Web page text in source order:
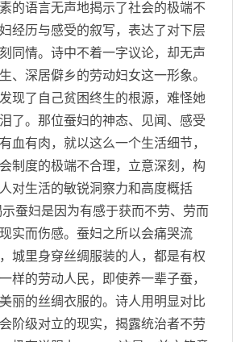
的语言无声地揭示了社会的极端不
经历与感受的叙写，表达了对下层
同情。诗中不着一字议论，却无声
、深居僻乡的劳动妇女这一形象。
现了自己贫困终生的根源，难怪她
了。那位蚕妇的神态、见闻、感受
血有肉，就以这么一个生活细节，
制度的极端不合理，立意深刻，构
对生活的敏锐洞察力和高度概括
妇是因为有感于获而不劳、劳而
实而伤感。蚕妇之所以会痛哭流
城里身穿丝绸服装的人，都是有权
样的劳动人民，即使养一辈子蚕，
丽的丝绸衣服的。诗人用明显对比
阶级对立的现实，揭露统治者不劳